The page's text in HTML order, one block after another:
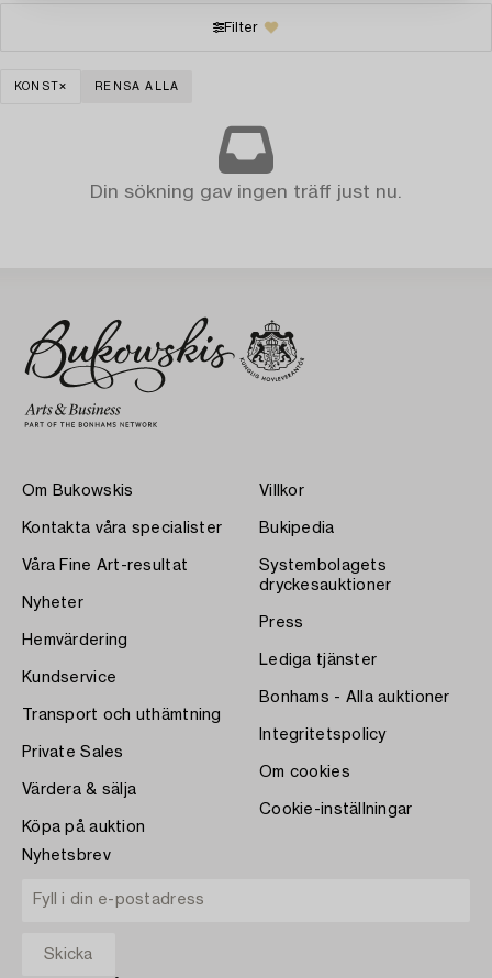
Filter
KONST RENSA ALLA
Din sökning gav ingen träff just nu.
Om Bukowskis
Kontakta våra specialister
Våra Fine Art-resultat
Nyheter
Hemvärdering
Kundservice
Transport och uthämtning
Private Sales
Värdera & sälja
Köpa på auktion
Villkor
Bukipedia
Systembolagets
dryckesauktioner
Press
Lediga tjänster
Bonhams - Alla auktioner
Integritetspolicy
Om cookies
Cookie-inställningar
Nyhetsbrev